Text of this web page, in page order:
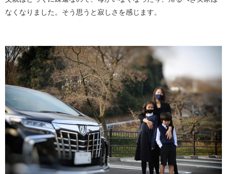
なくなりました。そう思うと寂しさを感じます。